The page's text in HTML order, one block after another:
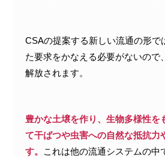
CSAの提案する新しい流通の形で
た要求をかなえる必要がないので
解放されます。
豊かな土壌を作り、生物多様性を
て干ばつや虫害への自然な抵抗力
す。 これは他の流通システムの中